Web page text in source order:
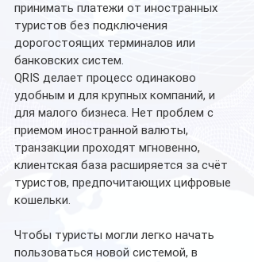
принимать платежи от иностранных
туристов без подключения
дорогостоящих терминалов или
банковских систем.
QRIS делает процесс одинаково
удобным и для крупных компаний, и
для малого бизнеса. Нет проблем с
приемом иностранной валюты,
транзакции проходят мгновенно,
клиентская база расширяется за счёт
туристов, предпочитающих цифровые
кошельки.
Чтобы туристы могли легко начать
пользоваться новой системой, в